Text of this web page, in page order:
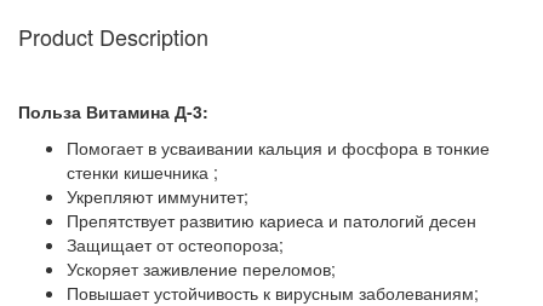
Product Description
Польза Витамина Д-3:
Помогает в усваивании кальция и фосфора в тонкие
стенки кишечника ;
Укрепляют иммунитет;
Препятствует развитию кариеса и патологий десен
Защищает от остеопороза;
Ускоряет заживление переломов;
Повышает устойчивость к вирусным заболеваниям;